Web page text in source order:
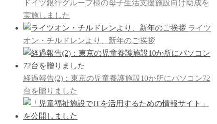
ドイツ銀行グループ様の母子生活支援施設向け助成を
実施しました
ライツ
オン・チルドレンより、新年のご挨拶
経過報告(2)：東京の児童養護施設10か所にパソコン72
台を贈りました